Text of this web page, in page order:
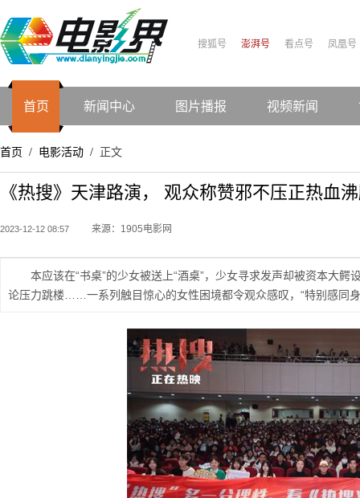
搜狐号 澎湃号 看点号 凤凰号
首页 新闻中心 图片播报 视频新闻
首页 / 电影活动 / 正文
《热搜》天津路演， 观众称赞邪不压正热血
2023-12-12 08:57 来源：1905电影网
本应该在“书桌”的少女被送上“酒桌”，少女寻求发声却被资本大
论压力跳楼……一系列触目惊心的女性困境都令观众感叹，“特别感同